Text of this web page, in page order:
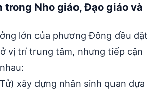
trong Nho giáo, Đạo giáo và
lớn của phương Đông đều đặt
vị trí trung tâm, nhưng tiếp cận
xây dựng nhân sinh quan dựa